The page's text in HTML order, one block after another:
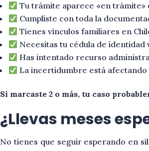
Tu trámite aparece «en
Cumpliste con toda la
Tienes vínculos familiares en
Necesitas tu cédula de
Has intentado recurso
La incertidumbre está
Si marcaste 2 o más, tu caso
¿Llevas meses
No tienes que seguir esperando en